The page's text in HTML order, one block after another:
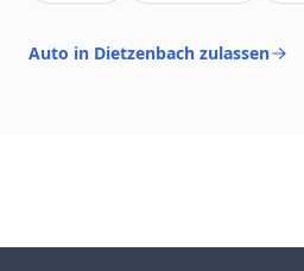
Auto in Dietzenbach zulassen